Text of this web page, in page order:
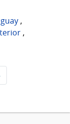
,
,